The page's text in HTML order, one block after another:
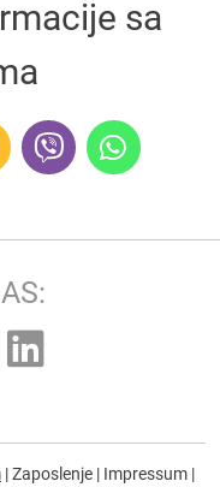
sa
|Zaposlenje | Impressum |